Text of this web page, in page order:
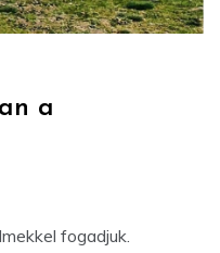
a
fogadjuk.